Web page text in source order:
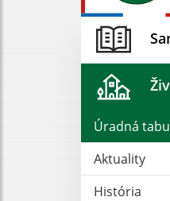
Úradná
Aktuality
História